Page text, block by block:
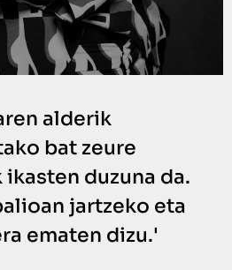
alderik
bat zeure
duzuna da.
jartzeko eta
ematen dizu.'